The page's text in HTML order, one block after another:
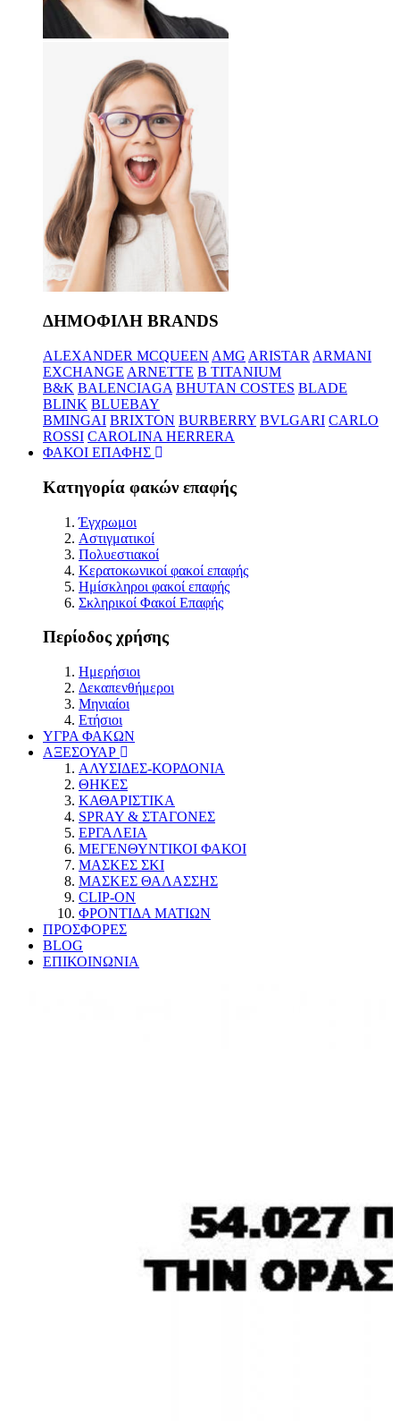
ΔΗΜΟΦΙΛΗ BRANDS
ALEXANDER MCQUEEN AMG ARISTAR ARMANI
EXCHANGE ARNETTE B TITANIUM
B&K BALENCIAGA BHUTAN COSTES BLADE
BLINK BLUEBAY
BMINGAI BRIXTON BURBERRY BVLGARI CARLO
ROSSI CAROLINA HERRERA
ΦΑΚΟΙ ΕΠΑΦΗΣ
Κατηγορία φακών επαφής
Έγχρωμοι
Αστιγματικοί
Πολυεστιακοί
Κερατοκωνικοί φακοί επαφής
Ημίσκληροι φακοί επαφής
Σκληρικοί Φακοί Επαφής
Περίοδος χρήσης
Ημερήσιοι
Δεκαπενθήμεροι
Μηνιαίοι
Ετήσιοι
ΥΓΡΑ ΦΑΚΩΝ
ΑΞΕΣΟΥΑΡ
ΑΛΥΣΙΔΕΣ-ΚΟΡΔΟΝΙΑ
ΘΗΚΕΣ
ΚΑΘΑΡΙΣΤΙΚΑ
SPRAY & ΣΤΑΓΟΝΕΣ
ΕΡΓΑΛΕΙΑ
ΜΕΓΕΝΘΥΝΤΙΚΟΙ ΦΑΚΟΙ
ΜΑΣΚΕΣ ΣΚΙ
ΜΑΣΚΕΣ ΘΑΛΑΣΣΗΣ
CLIP-ON
ΦΡΟΝΤΙΔΑ ΜΑΤΙΩΝ
ΠΡΟΣΦΟΡΕΣ
BLOG
ΕΠΙΚΟΙΝΩΝΙΑ